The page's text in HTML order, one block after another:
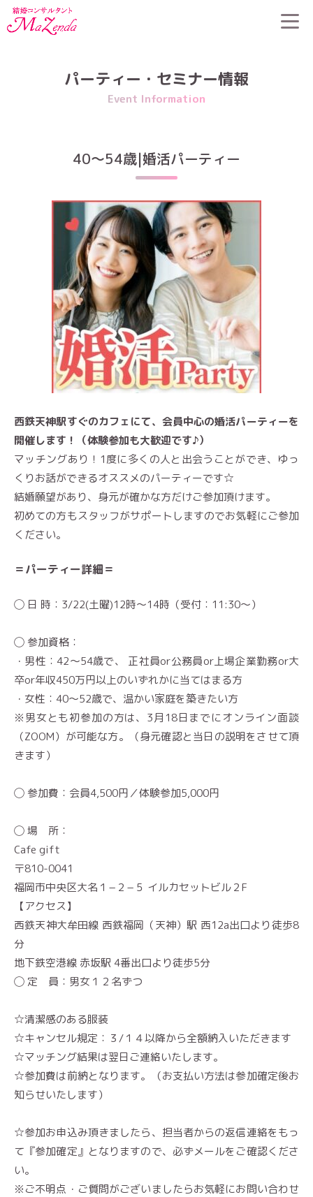
パーティー・セミナー情報
Event Information
40〜54歳|婚活パーティー
西鉄天神駅すぐのカフェにて、会員中心の婚活パーティーを
開催します！（体験参加も大歓迎です♪）
マッチングあり！1度に多くの人と出会うことができ、ゆっ
くりお話ができるオススメのパーティーです☆
結婚願望があり、身元が確かな方だけご参加頂けます。
初めての方もスタッフがサポートしますのでお気軽にご参加
ください。
＝パーティー詳細＝
◯ 日 時：3/22(土曜)12時〜14時（受付：11:30〜）
◯ 参加資格：
・男性：42〜54歳で、 正社員or公務員or上場企業勤務or大
卒or年収450万円以上のいずれかに当てはまる方
・女性：40〜52歳で、温かい家庭を築きたい方
※男女とも初参加の方は、3月18日までにオンライン面談
（ZOOM）が可能な方。（身元確認と当日の説明をさせて頂
きます）
◯ 参加費：会員4,500円／体験参加5,000円
◯ 場 所：
Cafe gift
〒810-0041
福岡市中央区大名１−２−５ イルカセットビル２F
【アクセス】
西鉄天神大牟田線 西鉄福岡（天神）駅 西12a出口より徒歩8
分
地下鉄空港線 赤坂駅 4番出口より徒歩5分
◯ 定 員：男女１２名ずつ
☆清潔感のある服装
☆キャンセル規定：３/１４以降から全額納入いただきます
☆マッチング結果は翌日ご連絡いたします。
☆参加費は前納となります。（お支払い方法は参加確定後お
知らせいたします）
☆参加お申込み頂きましたら、担当者からの返信連絡をもっ
て『参加確定』となりますので、必ずメールをご確認くださ
い。
※ご不明点・ご質問がございましたらお気軽にお問い合わせ